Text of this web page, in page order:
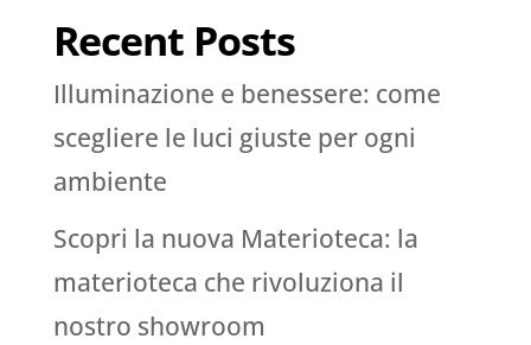
Recent Posts
Illuminazione e benessere: come
scegliere le luci giuste per ogni
ambiente
Scopri la nuova Materioteca: la
materioteca che rivoluziona il
nostro showroom